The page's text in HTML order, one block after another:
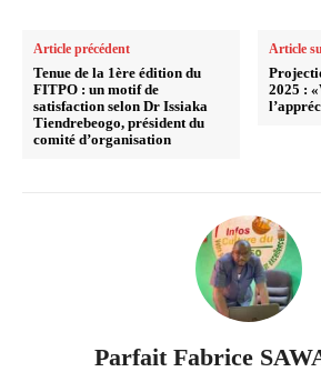
Article précédent
Tenue de la 1ère édition du
FITPO : un motif de
satisfaction selon Dr Issiaka
Tiendrebeogo, président du
comité d’organisation
Article
2025 :
Parfait Fabrice